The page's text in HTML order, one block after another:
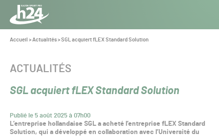
Panneau de gestion des cookies
Aller au contenu
Toute
l’info
Pro
Vous
Accueil >Actualités>SGL acquiert fLEX Standard Solution
SGL acquiert fLEX Standard Solution
Publié le 5 août 2025 à 07h00
CATÉGORIE :
ACTUALITÉS
L’entreprise hollandaise SGL a acheté l’entreprise fLEX Standard
Solution, qui a développé en collaboration avec l’Université du